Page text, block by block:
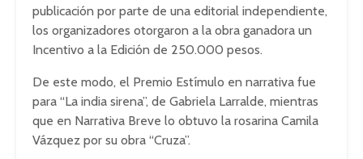
publicación por parte de una editorial independiente,
los organizadores otorgaron a la obra ganadora un
Incentivo a la Edición de 250.000 pesos.
De este modo, el Premio Estímulo en narrativa fue
para “La india sirena”, de Gabriela Larralde, mientras
que en Narrativa Breve lo obtuvo la rosarina Camila
Vázquez por su obra “Cruza”.